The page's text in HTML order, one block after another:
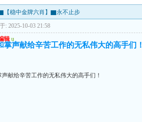
【稳中金牌六肖】▇永不止步
: 2025-10-03 21:58
辑 u
掌声献给辛苦工作的无私伟大的高手们！
献给辛苦工作的无私伟大的高手们！